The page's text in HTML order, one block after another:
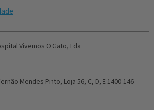
Vivemos O Gato, Lda
Mendes Pinto, Loja 56, C, D, E 1400-146